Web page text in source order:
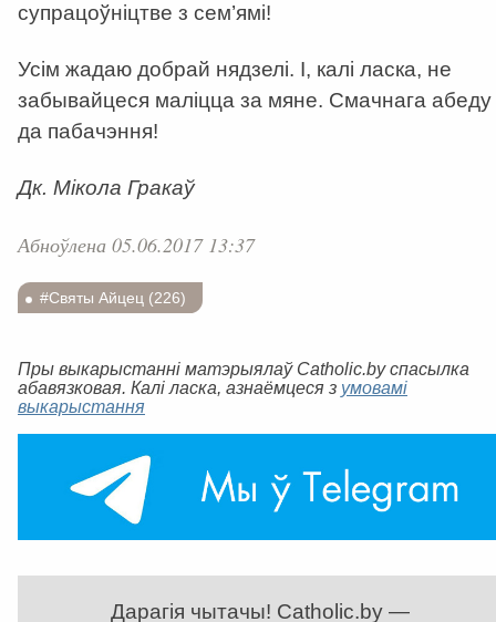
супрацоўніцтве з сем’ямі!
Усім жадаю добрай нядзелі. І, калі ласка, не
забывайцеся маліцца за мяне. Смачнага абеду
да пабачэння!
Дк. Мікола Гракаў
Абноўлена 05.06.2017 13:37
#Святы Айцец (226)
Пры выкарыстанні матэрыялаў Catholic.by спасылка
абавязковая. Калі ласка, азнаёмцеся з умовамі
выкарыстання
Дарагія чытачы! Catholic.by —